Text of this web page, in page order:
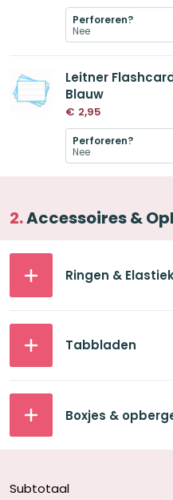
Perforeren?
Leitner
Blauw
€ 2,95
Perforeren?
Accessoires &
Ringen &
Tabbladen
Boxjes &
Subtotaal